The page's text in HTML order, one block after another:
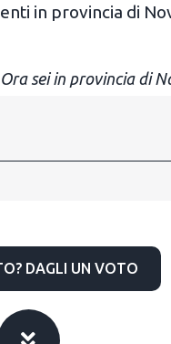
in provincia di
sei in provincia di
DAGLI UN VOTO